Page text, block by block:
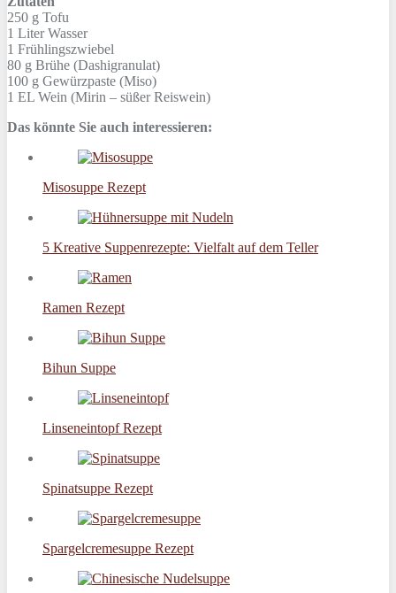
250 g Tofu
1 LiterWasser
1 Frühlingszwiebel
80 g Brühe (Dashigranulat)
100 g Gewürzpaste (Miso)
1 EL Wein (Mirin – süßer Reiswein)
Das könnte Sie auch interessieren:
Misosuppe Rezept
5 Kreative Suppenrezepte: Vielfalt auf dem Teller
Ramen Rezept
Bihun Suppe
Linseneintopf Rezept
Spinatsuppe Rezept
Spargelcremesuppe Rezept